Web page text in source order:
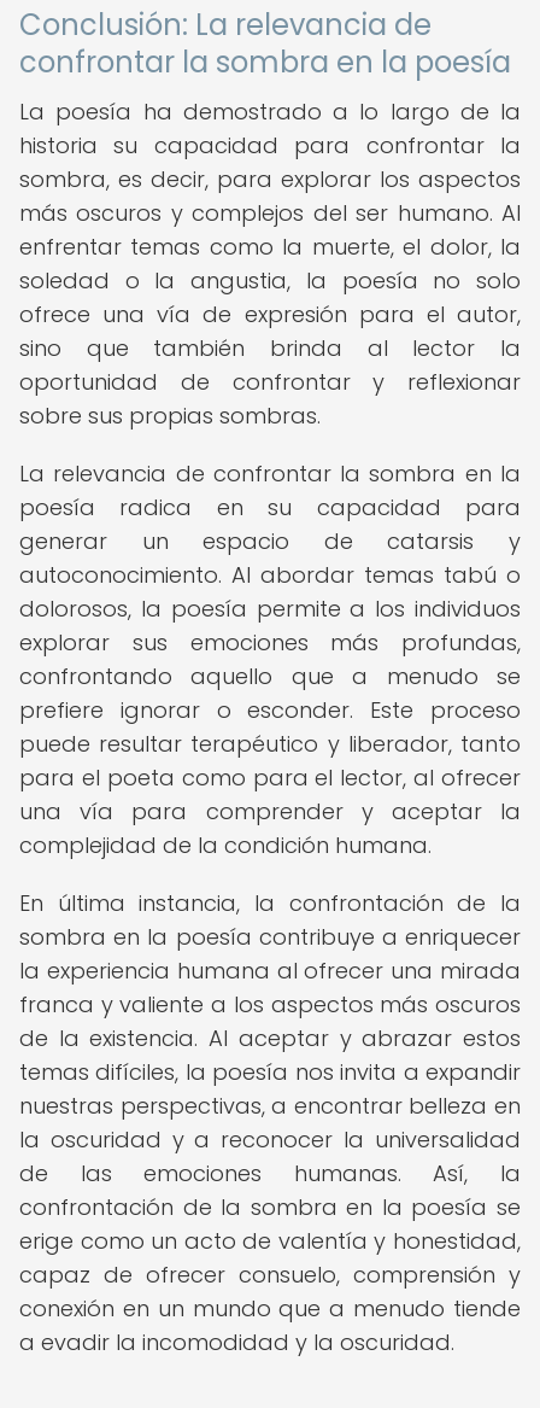
Conclusión: La relevancia de
confrontar la sombra en la poesía
La poesía ha demostrado a lo largo de la
historia su capacidad para confrontar la
sombra, es decir, para explorar los aspectos
más oscuros y complejos del ser humano. Al
enfrentar temas como la muerte, el dolor, la
soledad o la angustia, la poesía no solo
ofrece una vía de expresión para el autor,
sino que también brinda al lector la
oportunidad de confrontar y reflexionar
sobre sus propias sombras.
La relevancia de confrontar la sombra en la
poesía radica en su capacidad para
generar un espacio de catarsis y
autoconocimiento. Al abordar temas tabú o
dolorosos, la poesía permite a los individuos
explorar sus emociones más profundas,
confrontando aquello que a menudo se
prefiere ignorar o esconder. Este proceso
puede resultar terapéutico y liberador, tanto
para el poeta como para el lector, al ofrecer
una vía para comprender y aceptar la
complejidad de la condición humana.
En última instancia, la confrontación de la
sombra en la poesía contribuye a enriquecer
la experiencia humana al ofrecer una mirada
franca y valiente a los aspectos más oscuros
de la existencia. Al aceptar y abrazar estos
temas difíciles, la poesía nos invita a expandir
nuestras perspectivas, a encontrar belleza en
la oscuridad y a reconocer la universalidad
de las emociones humanas. Así, la
confrontación de la sombra en la poesía se
erige como un acto de valentía y honestidad,
capaz de ofrecer consuelo, comprensión y
conexión en un mundo que a menudo tiende
a evadir la incomodidad y la oscuridad.